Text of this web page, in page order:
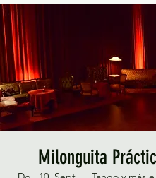
Milonguita